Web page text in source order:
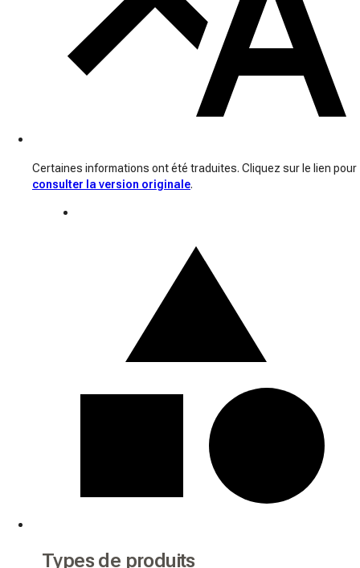
Certaines informations ont été traduites. Cliquez sur le lien pour
consulter la version originale.
Types de produits